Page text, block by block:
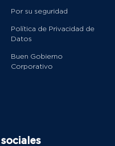
Por su seguridad
Política de Privacidad de
Datos
Buen Gobierno
Corporativo